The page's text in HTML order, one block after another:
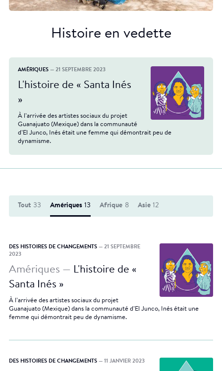
Histoire en vedette
AMÉRIQUES — 21 SEPTEMBRE 2023
L'histoire de « Santa Inés
»
À l’arrivée des artistes sociaux du projet
Guanajuato (Mexique) dans la communauté
d’El Junco, Inés était une femme qui démontrait peu de
dynamisme.
Tout 33 Amériques 13 Afrique 8 Asie 12
DES HISTOIRES DE CHANGEMENTS — 21 SEPTEMBRE
2023
Amériques — L'histoire de «
Santa Inés »
À l’arrivée des artistes sociaux du projet
Guanajuato (Mexique) dans la communauté d’El Junco, Inés était une
femme qui démontrait peu de dynamisme.
DES HISTOIRES DE CHANGEMENTS — 11 JANVIER 2023